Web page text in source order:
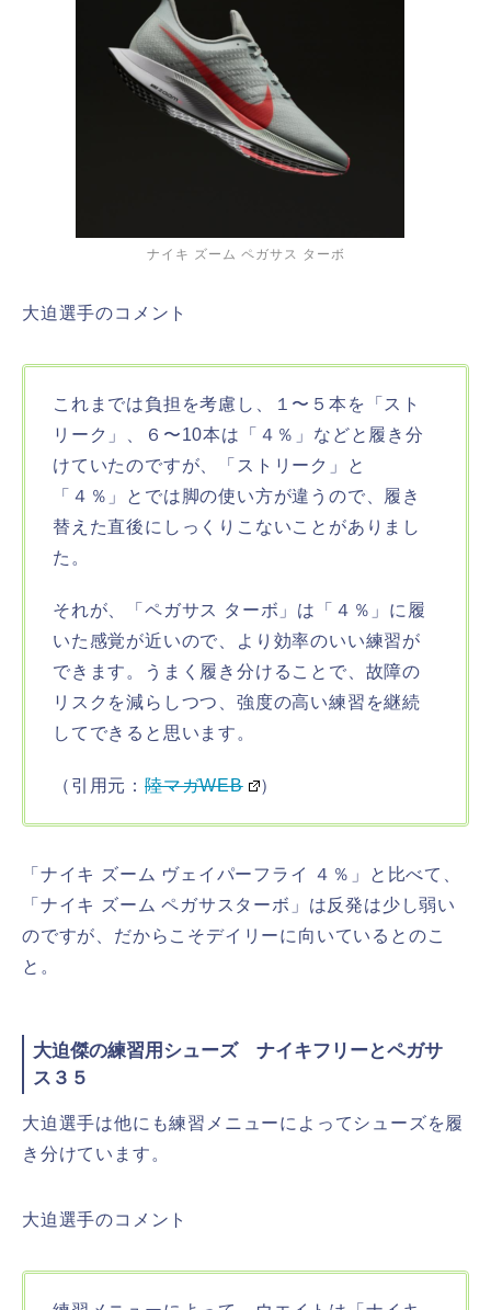
ナイキ ズーム ペガサス ターボ
大迫選手のコメント
これまでは負担を考慮し、１〜５本を「スト
リーク」、６〜10本は「４％」などと履き分
けていたのですが、「ストリーク」と
「４％」とでは脚の使い方が違うので、履き
替えた直後にしっくりこないことがありまし
た。
それが、「ペガサス ターボ」は「４％」に履
いた感覚が近いので、より効率のいい練習が
できます。うまく履き分けることで、故障の
リスクを減らしつつ、強度の高い練習を継続
してできると思います。
（引用元： 陸マガWEB ）
「ナイキ ズーム ヴェイパーフライ ４％」と比べて、
「ナイキ ズーム ペガサスターボ」は反発は少し弱い
のですが、だからこそデイリーに向いているとのこ
と。
大迫傑の練習用シューズ ナイキフリーとペガサ
ス３５
大迫選手は他にも練習メニューによってシューズを履
き分けています。
大迫選手のコメント